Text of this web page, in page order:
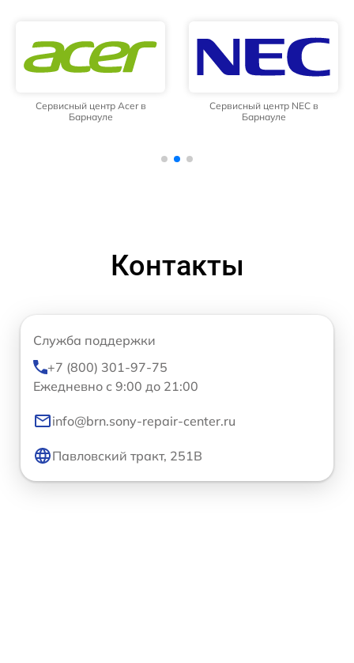
Сервисный центр Acer в
Барнауле
Сервисный центр NEC в
Барнауле
Контакты
Служба поддержки
+7 (800) 301-97-75
Ежедневно с 9:00 до 21:00
info@brn.sony-repair-center.ru
Павловский тракт, 251В